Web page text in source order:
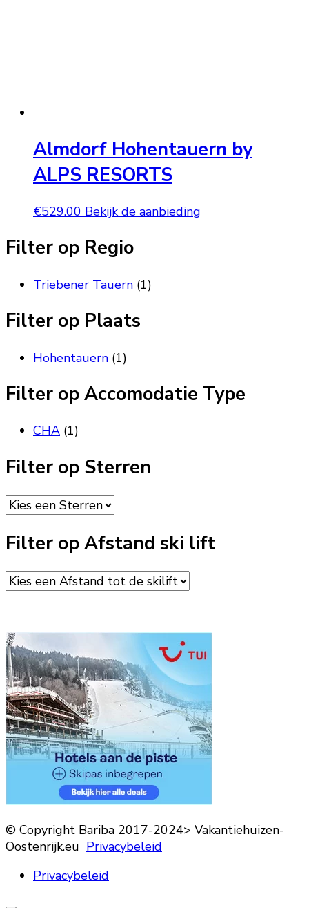
Almdorf Hohentauern by
ALPS RESORTS
€529.00 Bekijk de aanbieding
Filter op Regio
Triebener Tauern (1)
Filter op Plaats
Hohentauern (1)
Filter op Accomodatie Type
CHA (1)
Filter op Sterren
Filter op Afstand ski lift
© Copyright Bariba 2017-2024> Vakantiehuizen-
Oostenrijk.eu Privacybeleid
Privacybeleid